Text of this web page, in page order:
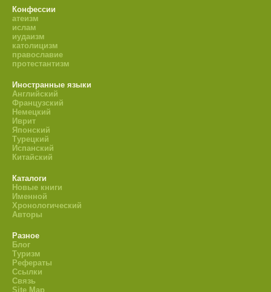
Конфессии
атеизм
ислам
иудаизм
католицизм
православие
протестантизм
Иностранные языки
Английский
Французский
Немецкий
Иврит
Японский
Турецкий
Испанский
Китайский
Каталоги
Новые книги
Именной
Хронологический
Авторы
Разное
Блог
Туризм
Рефераты
Ссылки
Связь
Site Map